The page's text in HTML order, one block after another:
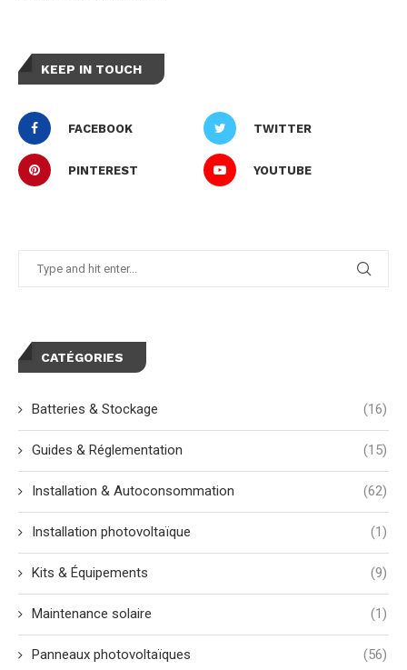
KEEP IN TOUCH
FACEBOOK TWITTER
PINTEREST YOUTUBE
CATÉGORIES
Batteries & Stockage (16)
Guides & Réglementation (15)
Installation & Autoconsommation (62)
Installation photovoltaïque (1)
Kits & Équipements (9)
Maintenance solaire (1)
Panneaux photovoltaïques (56)